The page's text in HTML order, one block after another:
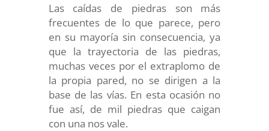
Las caídas de piedras son más
frecuentes de lo que parece, pero
en su mayoría sin consecuencia, ya
que la trayectoria de las piedras,
muchas veces por el extraplomo de
la propia pared, no se dirigen a la
base de las vías. En esta ocasión no
fue así, de mil piedras que caigan
con una nos vale.